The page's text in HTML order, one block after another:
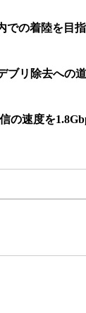
での着陸を目
ブリ除去への
の速度を